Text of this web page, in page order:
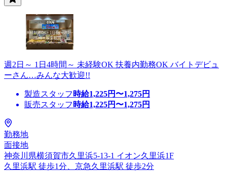
週2日～ 1日4時間～ 未経験OK 扶養内勤務OK バイトデビュ
ーさん…みんな大歓迎!!
製造スタッフ 時給1,225円〜1,275円
販売スタッフ 時給1,225円〜1,275円
勤務地
面接地
神奈川県横須賀市久里浜5-13-1 イオン久里浜1F
久里浜駅 徒歩1分、京急久里浜駅 徒歩2分